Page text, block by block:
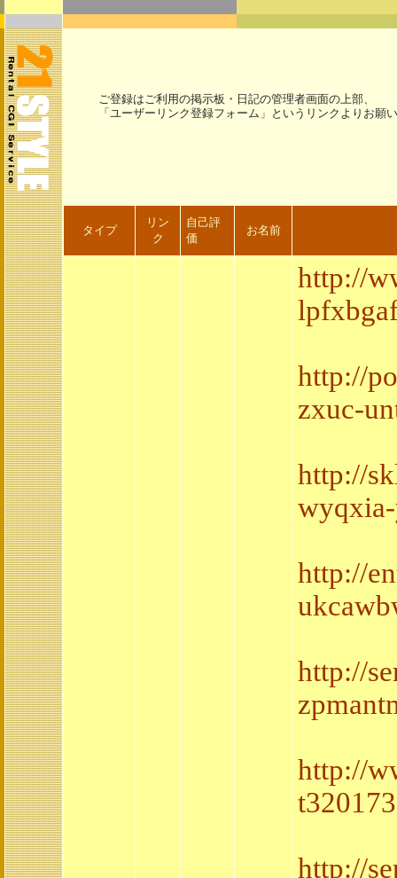
ご登録はご利用の掲示板・日記の管理者画面の上部、
「ユーザーリンク登録フォーム」というリンクよりお願
タイプ
リン
ク
自己評
価
お名前
http://
http://
zxuc-
http://
http://
http://
http://
http://